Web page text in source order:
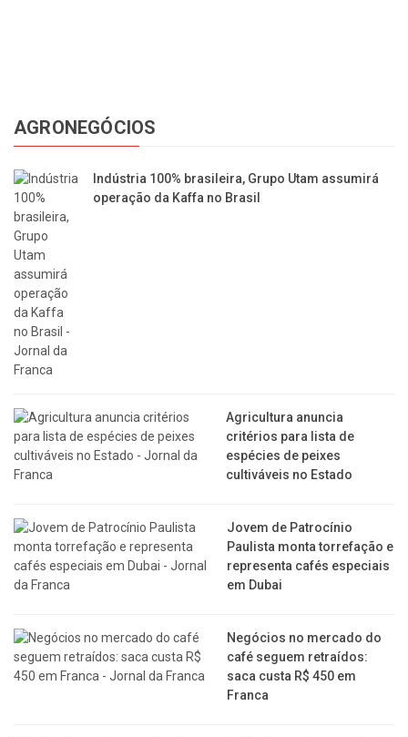
AGRONEGÓCIOS
Indústria 100% brasileira, Grupo Utam assumirá
operação da Kaffa no Brasil
Agricultura anuncia
critérios para lista de
espécies de peixes
cultiváveis no Estado
Jovem de Patrocínio
Paulista monta torrefação e
representa cafés especiais
em Dubai
Negócios no mercado do
café seguem retraídos:
saca custa R$ 450 em
Franca